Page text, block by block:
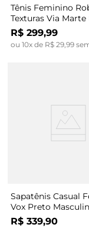
Tênis Feminino
Texturas Via
Preto
R$ 299,99
ou 10x de R$ 29,99
Sapatênis Casual
Vox Preto
R$ 339,90